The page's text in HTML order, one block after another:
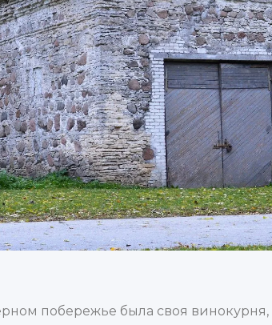
побережье была своя